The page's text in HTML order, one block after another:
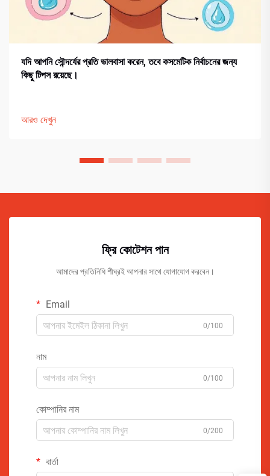
যদি আপনি সৌন্দর্যের প্রতি ভালবাসা করেন, তবে কসমেটিক নির্বাচনের জন্য
কিছু টিপস রয়েছে।
আরও দেখুন
ফ্রি কোটেশন পান
আমাদের প্রতিনিধি শীঘ্রই আপনার সাথে যোগাযোগ করবেন।
Email
0/100
নাম
0/100
কোম্পানির নাম
0/200
বার্তা